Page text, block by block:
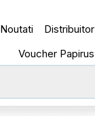
Noutati
Distribuitor
Voucher Papirus